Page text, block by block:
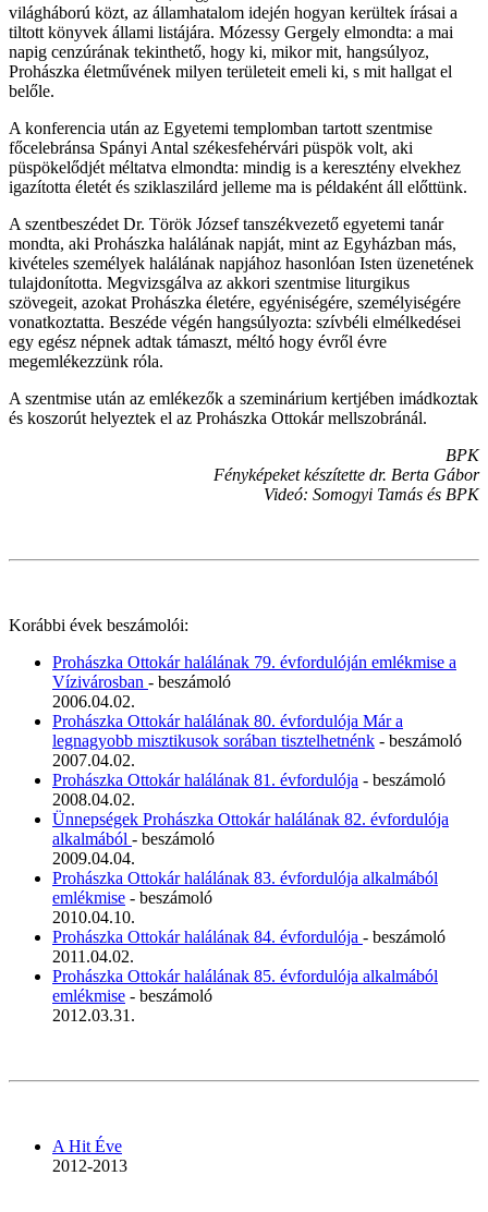
világháború közt, az államhatalom idején hogyan kerültek írásai a
tiltott könyvek állami listájára. Mózessy Gergely elmondta: a mai
napig cenzúrának tekinthető, hogy ki, mikor mit, hangsúlyoz,
Prohászka életművének milyen területeit emeli ki, s mit hallgat el
belőle.
A konferencia után az Egyetemi templomban tartott szentmise
főcelebránsa Spányi Antal székesfehérvári püspök volt, aki
püspökelődjét méltatva elmondta: mindig is a keresztény elvekhez
igazította életét és sziklaszilárd jelleme ma is példaként áll előttünk.
A szentbeszédet Dr. Török József tanszékvezető egyetemi tanár
mondta, aki Prohászka halálának napját, mint az Egyházban más,
kivételes személyek halálának napjához hasonlóan Isten üzenetének
tulajdonította. Megvizsgálva az akkori szentmise liturgikus
szövegeit, azokat Prohászka életére, egyéniségére, személyiségére
vonatkoztatta. Beszéde végén hangsúlyozta: szívbéli elmélkedései
egy egész népnek adtak támaszt, méltó hogy évről évre
megemlékezzünk róla.
A szentmise után az emlékezők a szeminárium kertjében imádkoztak
és koszorút helyeztek el az Prohászka Ottokár mellszobránál.
BPK
Fényképeket készítette dr. Berta Gábor
Videó: Somogyi Tamás és BPK
Korábbi évek beszámolói:
Prohászka Ottokár halálának 79. évfordulóján emlékmise a
Vízivárosban - beszámoló
2006.04.02.
Prohászka Ottokár halálának 80. évfordulója Már a
legnagyobb misztikusok sorában tisztelhetnénk - beszámoló
2007.04.02.
Prohászka Ottokár halálának 81. évfordulója - beszámoló
2008.04.02.
Ünnepségek Prohászka Ottokár halálának 82. évfordulója
alkalmából - beszámoló
2009.04.04.
Prohászka Ottokár halálának 83. évfordulója alkalmából
emlékmise - beszámoló
2010.04.10.
Prohászka Ottokár halálának 84. évfordulója - beszámoló
2011.04.02.
Prohászka Ottokár halálának 85. évfordulója alkalmából
emlékmise - beszámoló
2012.03.31.
A Hit Éve
2012-2013